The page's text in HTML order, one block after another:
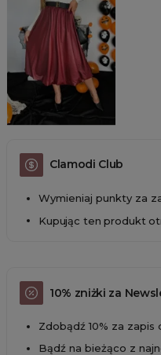
Clamodi Club
Wymieniaj punkty za
Kupując ten produkt
10% zniżki za
Zdobądź 10% za
Bądź na bieżąco z